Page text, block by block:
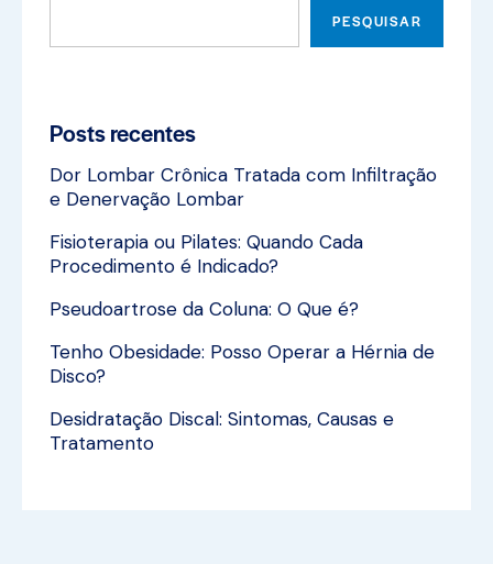
PESQUISAR
Posts recentes
Dor Lombar Crônica Tratada com Infiltração
e Denervação Lombar
Fisioterapia ou Pilates: Quando Cada
Procedimento é Indicado?
Pseudoartrose da Coluna: O Que é?
Tenho Obesidade: Posso Operar a Hérnia de
Disco?
Desidratação Discal: Sintomas, Causas e
Tratamento